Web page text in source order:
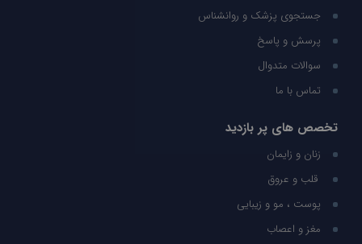
جستجوی پزشک و روانشناس
پرسش و پاسخ
سوالات متدوال
تماس با ما
تخصص های پر بازدید
زنان و زایمان
قلب و عروق
پوست ، مو و زیبایی
مغز و اعصاب